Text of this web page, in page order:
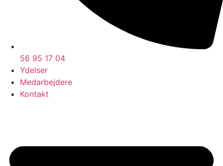
56 95 17 04
Ydelser
Medarbejdere
Kontakt